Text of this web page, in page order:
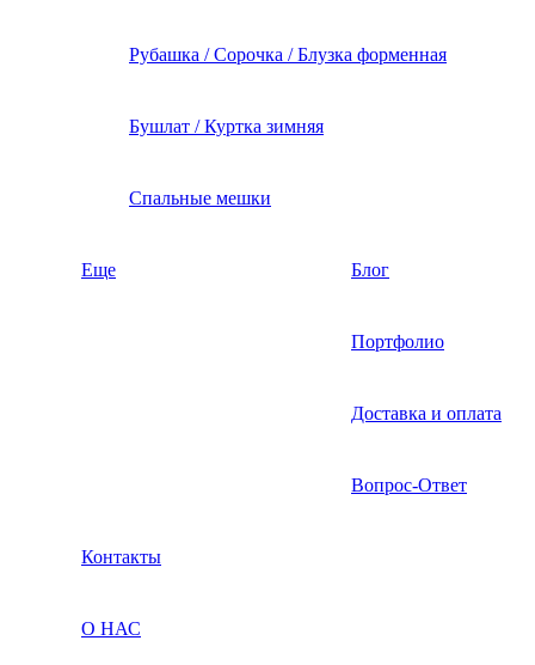
Рубашка / Сорочка / Блузка форменная
Бушлат / Куртка зимняя
Спальные мешки
Еще Блог
Портфолио
Доставка и оплата
Вопрос-Ответ
Контакты
О НАС